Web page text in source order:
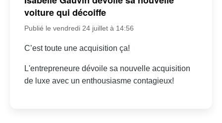
voiture qui décoiffe
Publié le vendredi 24 juillet à 14:56
C’est toute une acquisition ça!
L'entrepreneure dévoile sa nouvelle acquisition
de luxe avec un enthousiasme contagieux!